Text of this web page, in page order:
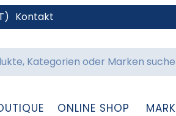
Kontakt
ONLINE SHOP